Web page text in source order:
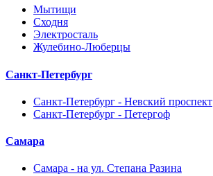
Мытищи
Сходня
Электросталь
Жулебино-Люберцы
Санкт-Петербург
Санкт-Петербург - Невский проспект
Санкт-Петербург - Петергоф
Самара
Самара - на ул. Степана Разина